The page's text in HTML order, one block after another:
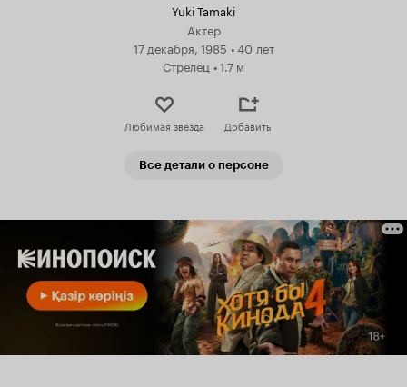
Yuki Tamaki
Актер
17 декабря, 1985 •40 лет
Стрелец •1.7 м
Любимая звезда Добавить
Все детали о персоне